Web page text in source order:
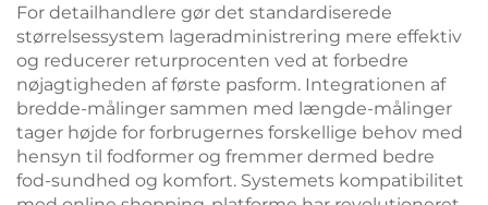
For detailhandlere gør det standardiserede
størrelsessystem lageradministrering mere effektiv
og reducerer returprocenten ved at forbedre
nøjagtigheden af første pasform. Integrationen af
bredde-målinger sammen med længde-målinger
tager højde for forbrugernes forskellige behov med
hensyn til fodformer og fremmer dermed bedre
fod-sundhed og komfort. Systemets kompatibilitet